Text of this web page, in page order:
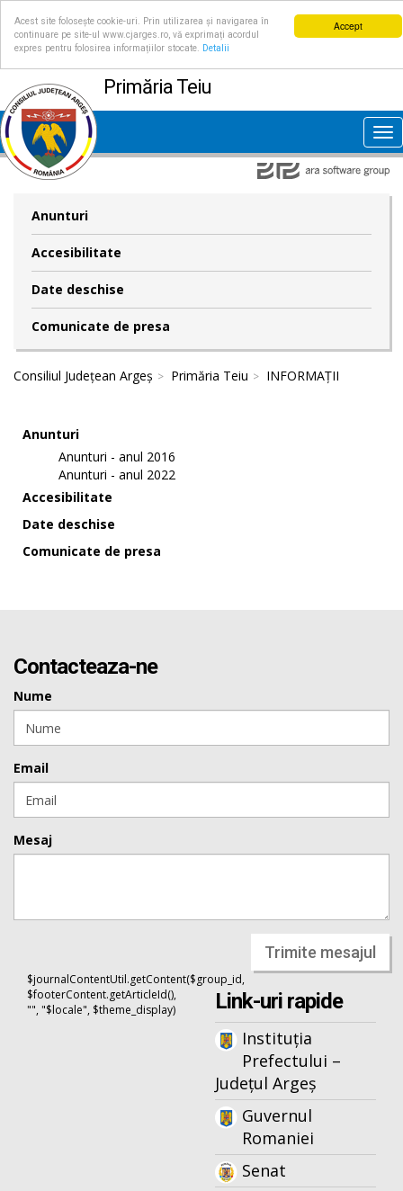
Accept
Acest site folosește cookie-uri. Prin utilizarea și navigarea în
continuare pe site-ul www.cjarges.ro, vă exprimați acordul
expres pentru folosirea informațiilor stocate.
Detalii
Primăria Teiu
Anunturi
Accesibilitate
Date deschise
Comunicate de presa
Consiliul Județean Argeș Primăria Teiu INFORMAȚII
Anunturi
Anunturi - anul 2016
Anunturi - anul 2022
Accesibilitate
Date deschise
Comunicate de presa
Contacteaza-ne
Nume
Email
Mesaj
Trimite mesajul
$journalContentUtil.getContent($group_id,
$footerContent.getArticleId(),
"", "$locale", $theme_display)
Link-uri rapide
Instituția
Prefectului –
Județul Argeș
Guvernul
Romaniei
Senat